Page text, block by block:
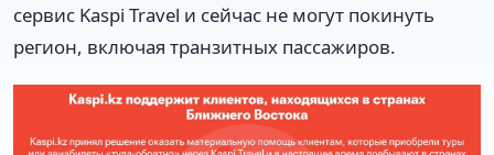
сервис Kaspi Travel и сейчас не могут покинуть
регион, включая транзитных пассажиров.